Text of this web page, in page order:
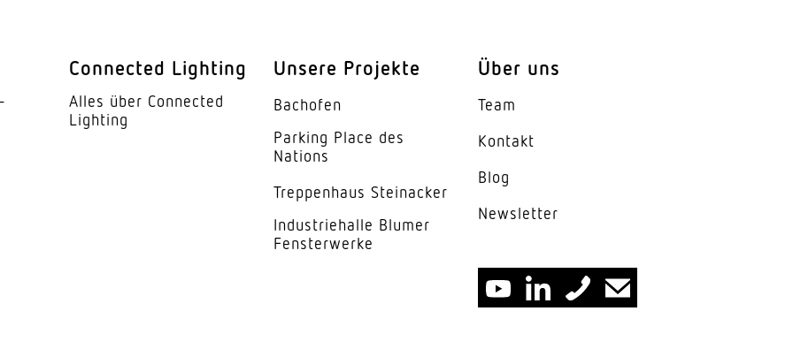
Ja
Nein
Connected Lighting
Alles über Connected
Lighting
Unsere Projekte
Bachofen
Parking Place des
Nations
Trep­penhaus Steinacker
Indus­trie­halle Blumer
Fensterwerke
Über uns
Team
Kontakt
Blog
News­letter